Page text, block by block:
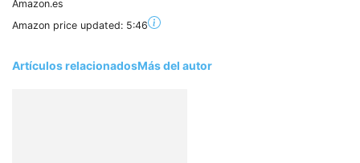
Amazon.es
Amazon price updated: 5:46
Artículos relacionadosMás del autor